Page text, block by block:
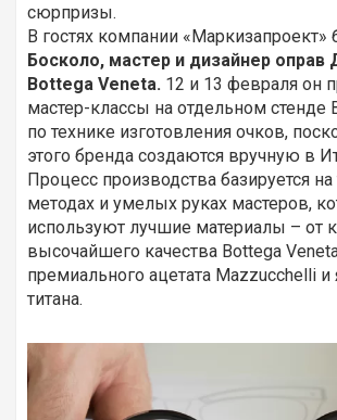
сюрпризы.
В гостях компании «Маркизапроект»
Босколо, мастер и дизайнер
Bottega Veneta. 12 и 13 февраля он
мастер-классы на отдельном стенде
по технике изготовления очков,
этого бренда создаются вручную в
Процесс производства базируется
методах и умелых руках мастеров,
используют лучшие материалы – от
высочайшего качества Bottega
премиального ацетата Mazzucchelli и
титана.